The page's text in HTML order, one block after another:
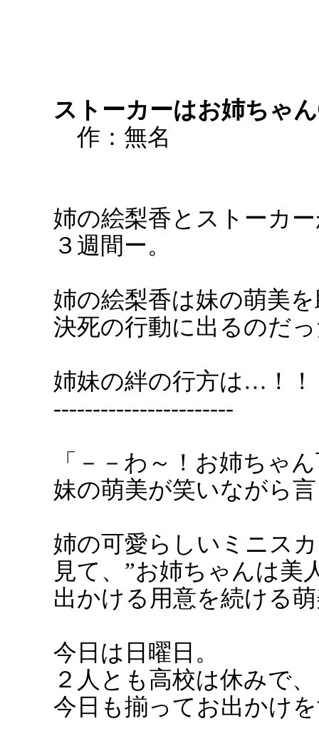
ストーカーはお姉ちゃ
作：無名
姉の絵梨香とストーカ
３週間ー。
姉の絵梨香は妹の萌美
決死の行動に出るのだ
姉妹の絆の行方は…！！
-----------------------
「－－わ～！お姉ちゃ
妹の萌美が笑いながら
姉の可愛らしいミニス
見て、”お姉ちゃんは美
出かける用意を続ける
今日は日曜日。
２人とも高校は休みで、
今日も揃ってお出かけ